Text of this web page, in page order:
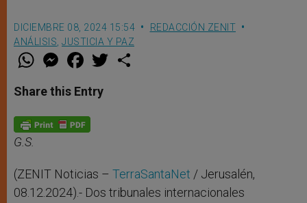
DICIEMBRE 08, 2024 15:54
REDACCIÓN ZENIT
ANÁLISIS JUSTICIA Y PAZ
W
t
s
p
p
M
e
s
e
g
e
F
a
e
b
o
k
w
Share this Entry
G.S.
(ZENIT Noticias – TerraSantaNet / Jerusalén,
08.12.2024).- Dos tribunales internacionales